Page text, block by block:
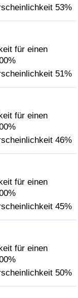
53%
für einen
51%
für einen
46%
für einen
45%
für einen
50%